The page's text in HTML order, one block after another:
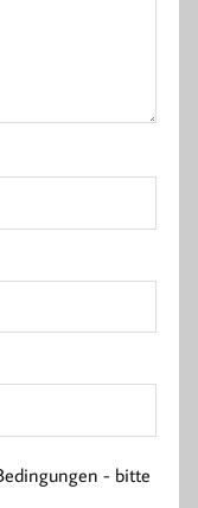
- bitte